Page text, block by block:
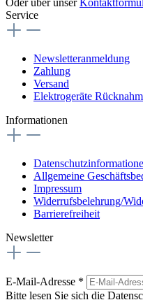
Oder über unser
Service
Newsletteranmeldung
Zahlung
Versand
Elektrogeräte
Informationen
Allgemeine
Impressum
Widerrufsbelehrung/
Barrierefreiheit
Newsletter
E-Mail-Adresse *
Bitte lesen Sie sich die